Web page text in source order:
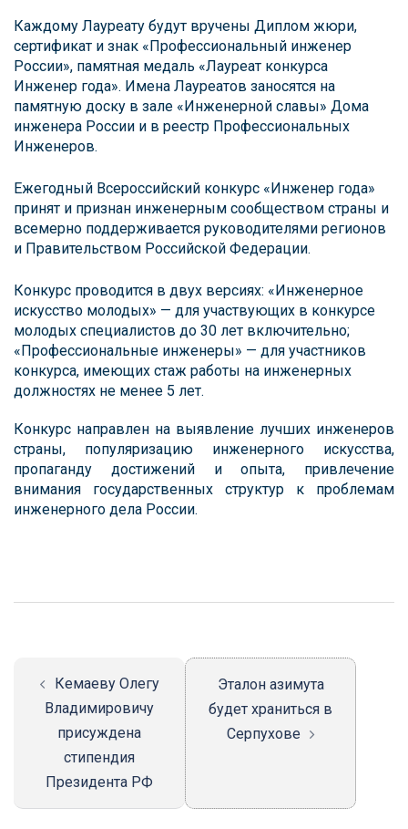
Каждому Лауреату будут вручены Диплом жюри,
сертификат и знак «Профессиональный инженер
России», памятная медаль «Лауреат конкурса
Инженер года». Имена Лауреатов заносятся на
памятную доску в зале «Инженерной славы» Дома
инженера России и в реестр Профессиональных
Инженеров.
Ежегодный Всероссийский конкурс «Инженер года»
принят и признан инженерным сообществом страны и
всемерно поддерживается руководителями регионов
и Правительством Российской Федерации.
Конкурс проводится в двух версиях: «Инженерное
искусство молодых» — для участвующих в конкурсе
молодых специалистов до 30 лет включительно;
«Профессиональные инженеры» — для участников
конкурса, имеющих стаж работы на инженерных
должностях не менее 5 лет.
Конкурс направлен на выявление лучших инженеров
страны, популяризацию инженерного искусства,
пропаганду достижений и опыта, привлечение
внимания государственных структур к проблемам
инженерного дела России.
Навигация
Кемаеву Олегу
Владимировичу
присуждена
стипендия
Президента РФ
Эталон азимута
будет храниться в
Серпухове